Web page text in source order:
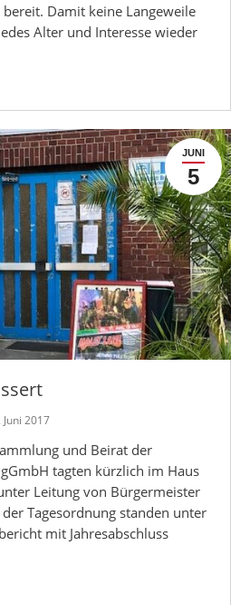
Damit keine Langeweile
Alter und Interesse wieder
JUNI
5
Juni 2017
und Beirat der
tagten kürzlich im Haus
Leitung von Bürgermeister
Tagesordnung standen unter
mit Jahresabschluss